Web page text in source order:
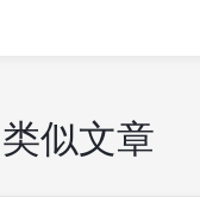
类似文章